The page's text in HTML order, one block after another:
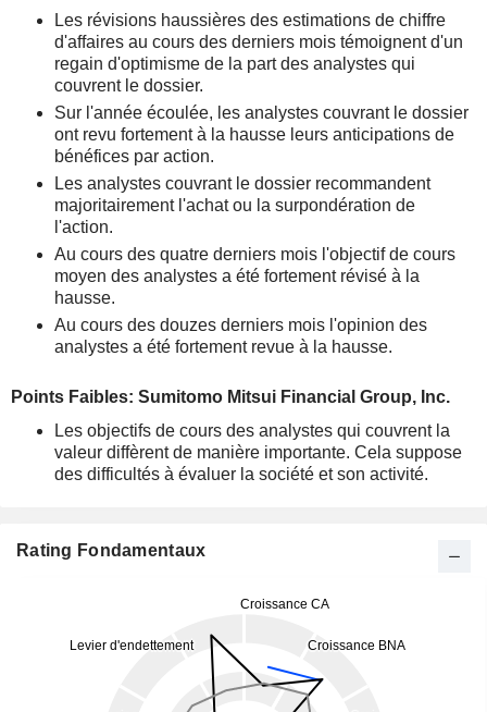
Les révisions haussières des estimations de chiffre
d'affaires au cours des derniers mois témoignent d'un
regain d'optimisme de la part des analystes qui
couvrent le dossier.
Sur l'année écoulée, les analystes couvrant le dossier
ont revu fortement à la hausse leurs anticipations de
bénéfices par action.
Les analystes couvrant le dossier recommandent
majoritairement l'achat ou la surpondération de
l'action.
Au cours des quatre derniers mois l'objectif de cours
moyen des analystes a été fortement révisé à la
hausse.
Au cours des douzes derniers mois l'opinion des
analystes a été fortement revue à la hausse.
Points Faibles: Sumitomo Mitsui Financial Group, Inc.
Les objectifs de cours des analystes qui couvrent la
valeur diffèrent de manière importante. Cela suppose
des difficultés à évaluer la société et son activité.
Rating Fondamentaux